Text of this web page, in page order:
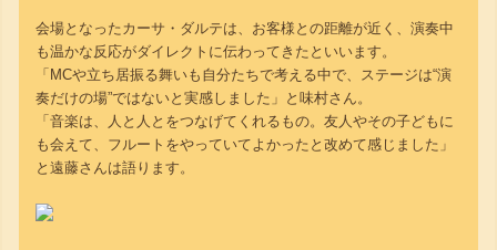
会場となったカーサ・ダルテは、お客様との距離が近く、演奏中
も温かな反応がダイレクトに伝わってきたといいます。
「MCや立ち居振る舞いも自分たちで考える中で、ステージは“演
奏だけの場”ではないと実感しました」と味村さん。
「音楽は、人と人とをつなげてくれるもの。友人やその子どもに
も会えて、フルートをやっていてよかったと改めて感じました」
と遠藤さんは語ります。